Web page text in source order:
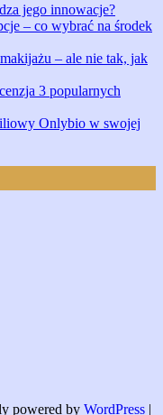
jego innowacje?
– co wybrać na środek
– ale nie tak, jak
3 popularnych
Onlybio w swojej
powered by WordPress |